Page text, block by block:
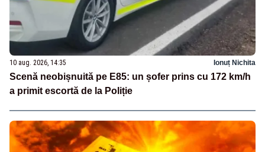
10 aug. 2026, 14:35 Ionuț Nichita
Scenă neobișnuită pe E85: un șofer prins cu 172 km/h
a primit escortă de la Poliție